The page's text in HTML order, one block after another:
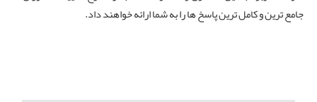
جامع ترین و کامل ترین پاسخ ها را به شما ارائه خواهند داد.